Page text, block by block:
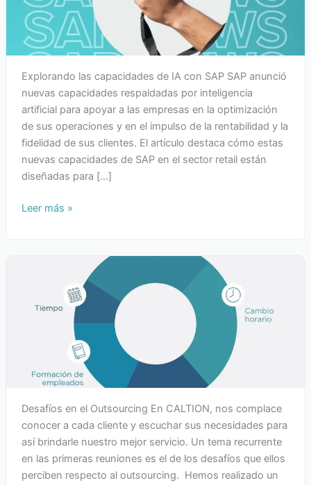
Explorando las capacidades de IA con SAP SAP anunció
nuevas capacidades respaldadas por inteligencia
artificial para apoyar a las empresas en la optimización
de sus operaciones y en el impulso de la rentabilidad y la
fidelidad de sus clientes. El artículo destaca cómo estas
nuevas capacidades de SAP en el sector retail están
diseñadas para […]
Leer más »
Desafíos en el Outsourcing En CALTION, nos complace
conocer a cada cliente y escuchar sus necesidades para
así brindarle nuestro mejor servicio. Un tema recurrente
en las primeras reuniones es el de los desafíos que ellos
perciben respecto al outsourcing. Hemos realizado un